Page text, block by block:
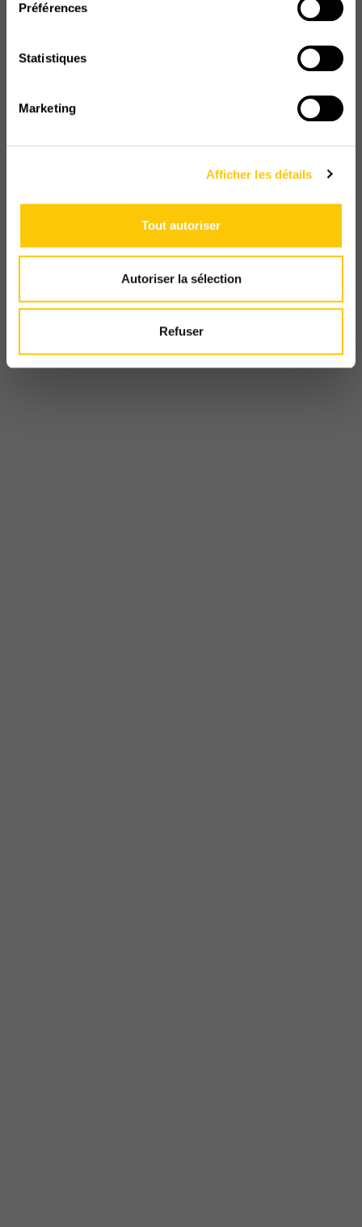
Préférences
Statistiques
Marketing
Afficher les détails
Tout autoriser
Autoriser la sélection
Refuser
PLONGEZ AU CŒUR
TORRÉFACTION
Entreprise suisse et familiale depuis 1900
DÉCOUVRIR LA SEMEUSE